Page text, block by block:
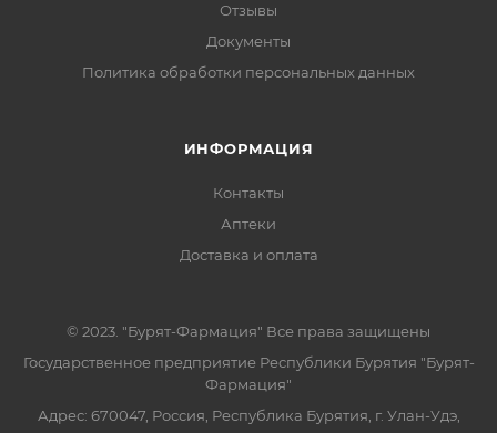
Отзывы
Документы
Политика обработки персональных данных
ИНФОРМАЦИЯ
Контакты
Аптеки
Доставка и оплата
© 2023. "Бурят-Фармация" Все права защищены
Государственное предприятие Республики Бурятия "Бурят-
Фармация"
Адрес: 670047, Россия, Республика Бурятия, г. Улан-Удэ,